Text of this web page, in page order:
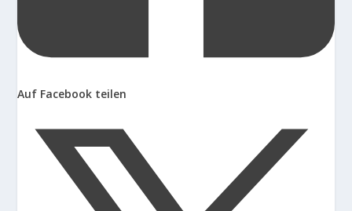
Auf Facebook teilen